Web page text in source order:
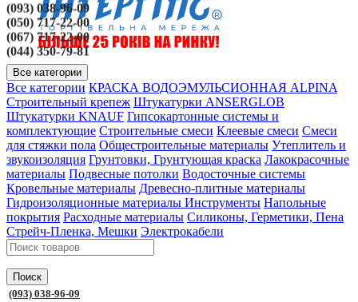
(093) 038-96-09
(050) 717-22-00
(067) 717-22-00
(044) 350-79-81
Все категории
Все категории КРАСКА ВОДОЭМУЛЬСИОННАЯ ALPINA
Строительный крепеж Штукатурки ANSERGLOB
Штукатурки KNAUF Гипсокартонные системы и
комплектующие Строительные смеси Клеевые смеси Смеси
для стяжки пола Общестроительные материалы Утеплитель и
звукоизоляция Грунтовки, Грунтующая краска Лакокрасочные
материалы Подвесные потолки Водосточные системы
Кровельные материалы Древесно-плитные материалы
Гидроизоляционные материалы Инструменты Напольные
покрытия Расходные материалы Силиконы, Герметики, Пена
Стрейч-Пленка, Мешки Электрокабели
Поиск
(093) 038-96-09